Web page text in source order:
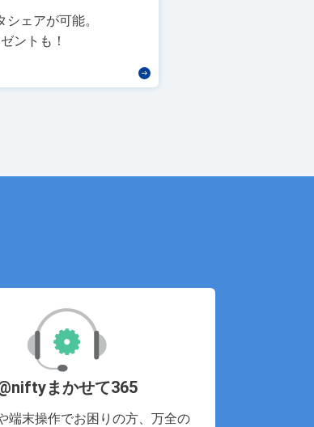
ェアが可能。
ントも！
まかせて365
端末操作でお困りの方、万全の